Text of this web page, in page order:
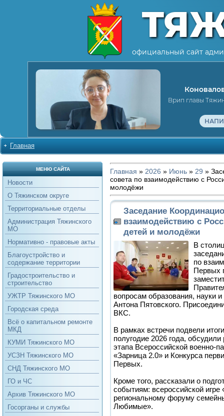
официальный сайт
Врип главы
Главная
МЕНЮ САЙТА
Новости
О Тяжинском округе
Территориальные отделы
Администрация Тяжинского
МО
Нормативно - правовые акты
Благоустройство и
содержание территории
Градостроительство и
строительство
УЖТР Тяжинского МО
Городская среда
Всё о капитальном ремонте
МКД
КУМИ Тяжинского МО
УСЗН Тяжинского МО
СНД Тяжинского МО
ГО и ЧС
Архив Тяжинского МО
Госорганы и службы
Главная » 2026 » Июнь » 29 »
совета по взаимодействию с
молодёжи
Заседание
взаимодействию с
детей и молодёжи
В
по
Первых
вопросам образования, науки
Антона Пятовского.
ВКС.
В рамках встречи подвели
полугодие 2026 года, обсудили
этапа Всероссийской военно-
«Зарница 2.0» и Конкурса
Первых.
Кроме того, рассказали о
событиям: всероссийской
региональному форуму
Любимые».